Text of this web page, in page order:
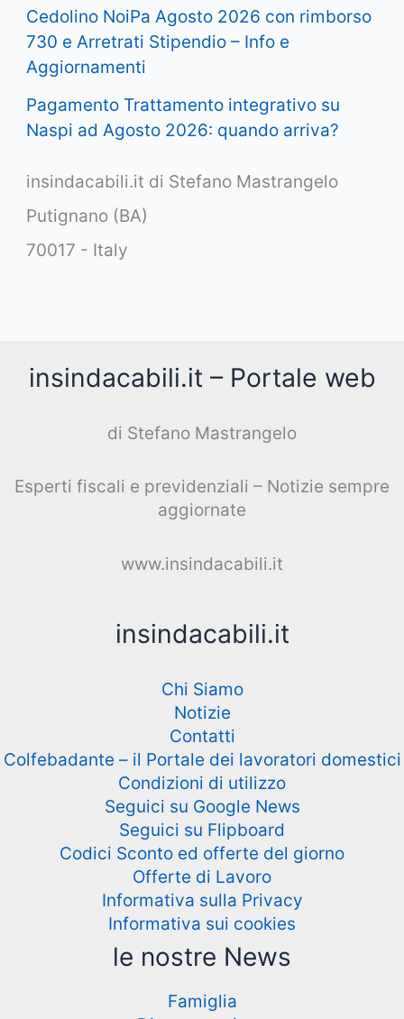
Cedolino NoiPa Agosto 2026 con rimborso
730 e Arretrati Stipendio – Info e
Aggiornamenti
Pagamento Trattamento integrativo su
Naspi ad Agosto 2026: quando arriva?
insindacabili.it di Stefano Mastrangelo
Putignano (BA)
70017 - Italy
insindacabili.it – Portale web
di Stefano Mastrangelo
Esperti fiscali e previdenziali – Notizie sempre
aggiornate
www.insindacabili.it
insindacabili.it
Chi Siamo
Notizie
Contatti
Colfebadante – il Portale dei lavoratori domestici
Condizioni di utilizzo
Seguici su Google News
Seguici su Flipboard
Codici Sconto ed offerte del giorno
Offerte di Lavoro
Informativa sulla Privacy
Informativa sui cookies
le nostre News
Famiglia